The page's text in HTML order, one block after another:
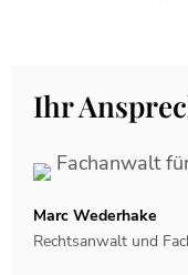
Ihr
Marc Wederhake
Rechtsanwalt und